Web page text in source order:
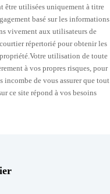
être utilisées uniquement à titre
basé sur les informations
vivement aux utilisateurs de
répertorié pour obtenir les
utilisation de toute
à vos propres risques, pour
incombe de vous assurer que tout
ce site répond à vos besoins